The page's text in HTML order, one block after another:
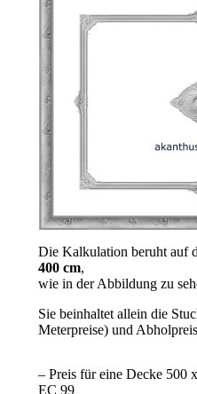
Die Kalkulation beruht auf
400 cm,
wie in der Abbildung zu
Sie beinhaltet allein die
Meterpreise) und
– Preis für eine Decke 500
EC 99